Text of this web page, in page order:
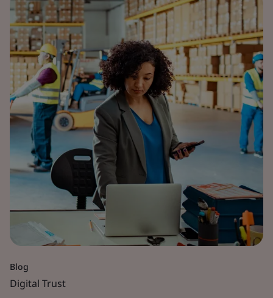
Blog
Digital Trust